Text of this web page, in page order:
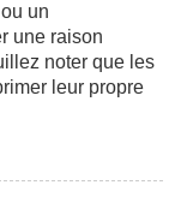
un
une raison
noter que les
leur propre